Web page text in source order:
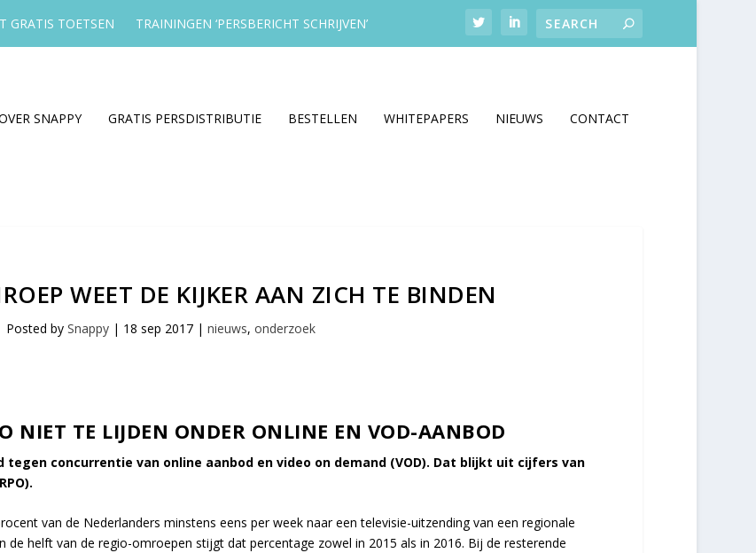
GRATIS TOETSEN TRAININGEN ‘PERSBERICHT SCHRIJVEN’
SNAPPY GRATIS PERSDISTRIBUTIE BESTELLEN WHITEPAPERS NIEUWS CONTACT
WEET DE KIJKER AAN ZICH TE BINDEN
Posted by Snappy| 18 sep 2017| nieuws, onderzoek
NIET TE LIJDEN ONDER ONLINE EN VOD-AANBOD
concurrentie van online aanbod en video on demand (VOD). Dat blijkt uit cijfers van
van de Nederlanders minstens eens per week naar een televisie-uitzending van een regionale
de helft van de regio-omroepen stijgt dat percentage zowel in 2015 als in 2016. Bij de resterende